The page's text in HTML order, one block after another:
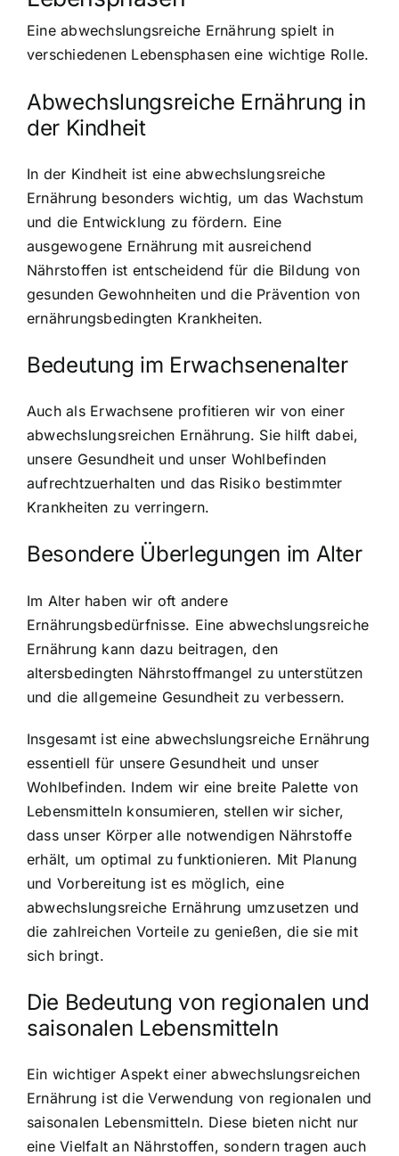
Eine abwechslungsreiche Ernährung spielt in
verschiedenen Lebensphasen eine wichtige Rolle.
Abwechslungsreiche Ernährung in
der Kindheit
In der Kindheit ist eine abwechslungsreiche
Ernährung besonders wichtig, um das Wachstum
und die Entwicklung zu fördern. Eine
ausgewogene Ernährung mit ausreichend
Nährstoffen ist entscheidend für die Bildung von
gesunden Gewohnheiten und die Prävention von
ernährungsbedingten Krankheiten.
Bedeutung im Erwachsenenalter
Auch als Erwachsene profitieren wir von einer
abwechslungsreichen Ernährung. Sie hilft dabei,
unsere Gesundheit und unser Wohlbefinden
aufrechtzuerhalten und das Risiko bestimmter
Krankheiten zu verringern.
Besondere Überlegungen im Alter
Im Alter haben wir oft andere
Ernährungsbedürfnisse. Eine abwechslungsreiche
Ernährung kann dazu beitragen, den
altersbedingten Nährstoffmangel zu unterstützen
und die allgemeine Gesundheit zu verbessern.
Insgesamt ist eine abwechslungsreiche Ernährung
essentiell für unsere Gesundheit und unser
Wohlbefinden. Indem wir eine breite Palette von
Lebensmitteln konsumieren, stellen wir sicher,
dass unser Körper alle notwendigen Nährstoffe
erhält, um optimal zu funktionieren. Mit Planung
und Vorbereitung ist es möglich, eine
abwechslungsreiche Ernährung umzusetzen und
die zahlreichen Vorteile zu genießen, die sie mit
sich bringt.
Die Bedeutung von regionalen und
saisonalen Lebensmitteln
Ein wichtiger Aspekt einer abwechslungsreichen
Ernährung ist die Verwendung von regionalen und
saisonalen Lebensmitteln. Diese bieten nicht nur
eine Vielfalt an Nährstoffen, sondern tragen auch